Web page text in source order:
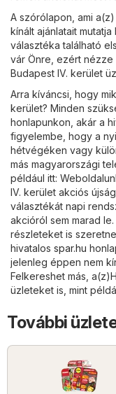
A szórólapon, ami
kínált ajánlatait
választéka található
vár Önre, ezért nézze
Budapest IV. kerület
Arra kíváncsi, hogy
kerület? Minden
honlapunkon, akár a
figyelembe, hogy a
hétvégéken vagy
más magyarországi
például itt:
IV. kerület akciós
választékát napi
akcióról sem marad
részleteket is
hivatalos spar.hu
jelenleg éppen nem
Felkereshet más, a(z)
üzleteket is, mint
További